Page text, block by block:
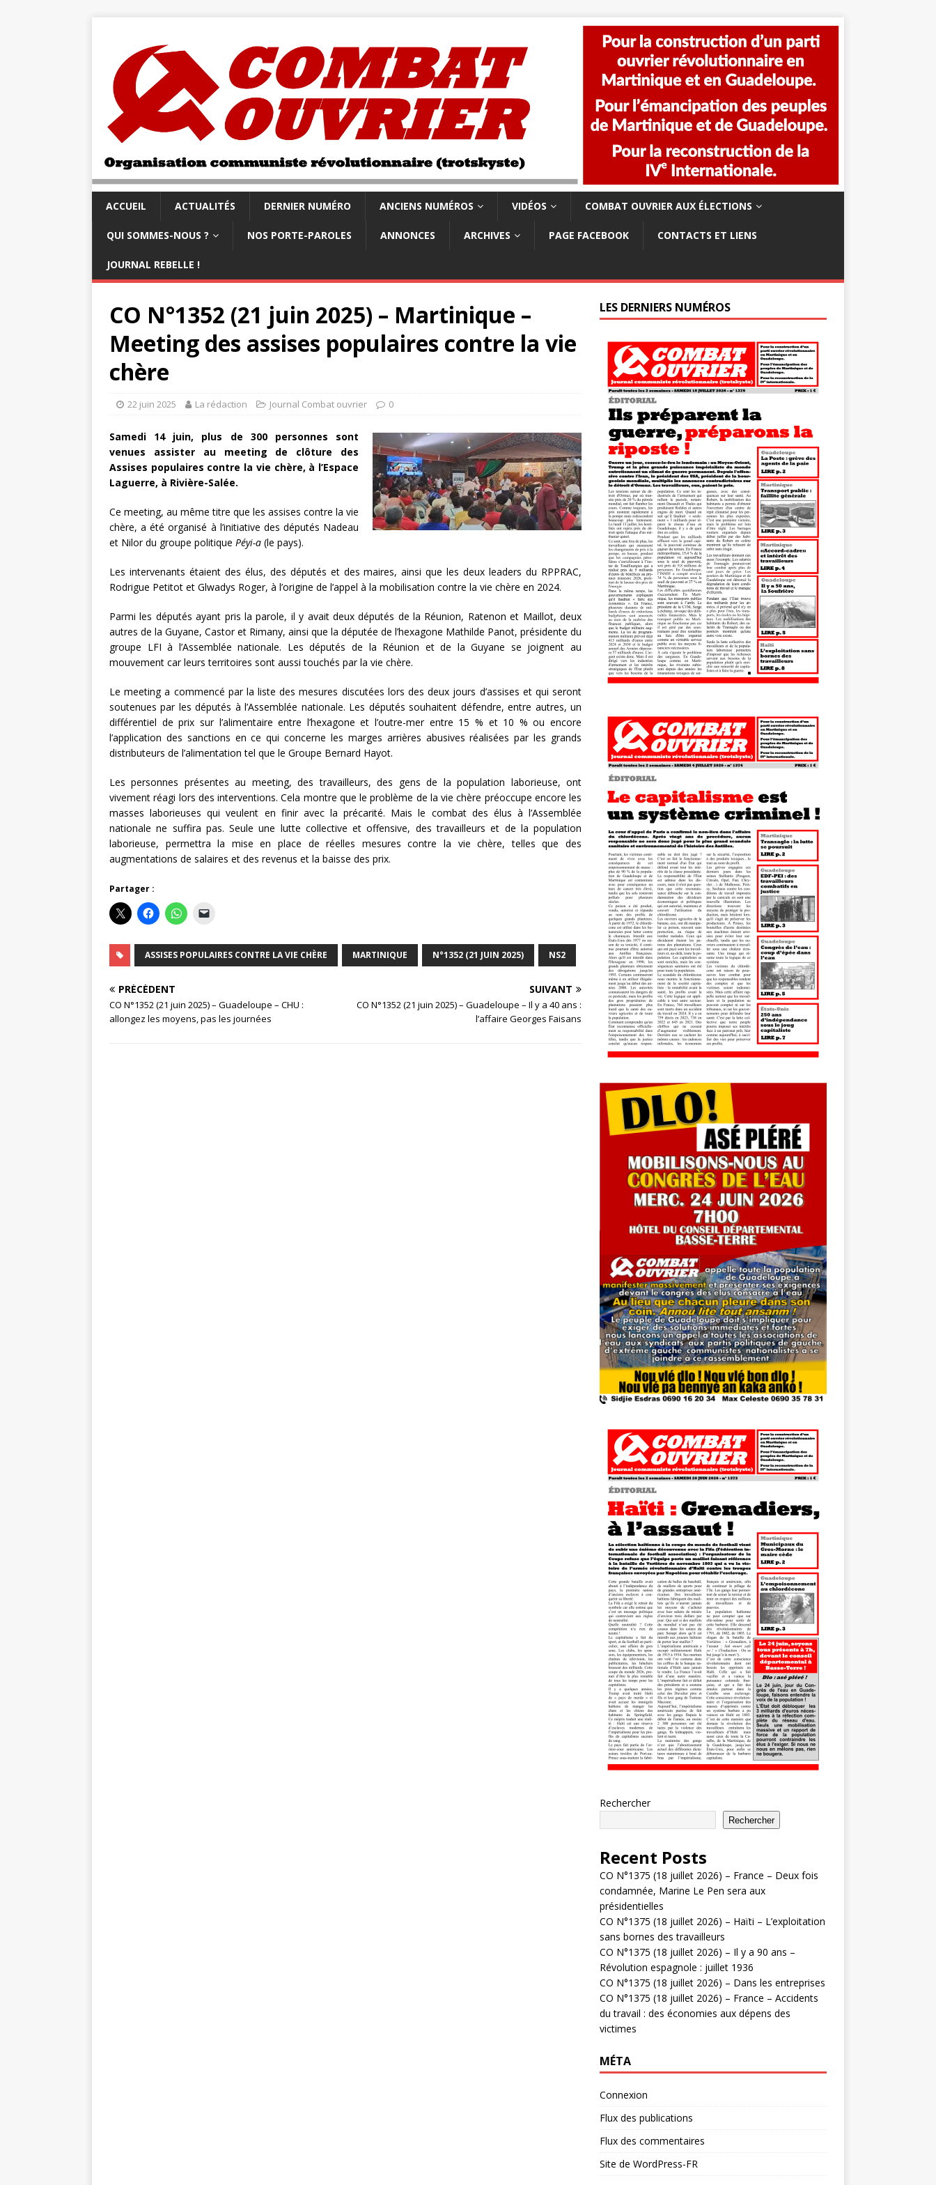
ACCUEIL ACTUALITÉS DERNIER NUMÉRO ANCIENS NUMÉROS VIDÉOS COMBAT OUVRIER AUX ÉLECTIONS
QUI SOMMES-NOUS ? NOS PORTE-PAROLES ANNONCES ARCHIVES PAGE FACEBOOK CONTACTS ET LIENS
JOURNAL REBELLE !
CO N°1352 (21 juin 2025) – Martinique –
Meeting des assises populaires contre la vie
chère
22 juin 2025 La rédaction Journal Combat ouvrier 0
Samedi 14 juin, plus de 300 personnes sont
venues assister au meeting de clôture des
Assises populaires contre la vie chère, à l’Espace
Laguerre, à Rivière-Salée.
Ce meeting, au même titre que les assises contre la vie
chère, a été organisé à l’initiative des députés Nadeau
et Nilor du groupe politique Péyi-a (le pays).
Les intervenants étaient des élus, des députés et des maires, ainsi que les deux leaders du RPPRAC,
Rodrigue Petitot et Glwadys Roger, à l’origine de l’appel à la mobilisation contre la vie chère en 2024.
Parmi les députés ayant pris la parole, il y avait deux députés de la Réunion, Ratenon et Maillot, deux
autres de la Guyane, Castor et Rimany, ainsi que la députée de l’hexagone Mathilde Panot, présidente du
groupe LFI à l’Assemblée nationale. Les députés de la Réunion et de la Guyane se joignent au
mouvement car leurs territoires sont aussi touchés par la vie chère.
Le meeting a commencé par la liste des mesures discutées lors des deux jours d’assises et qui seront
soutenues par les députés à l’Assemblée nationale. Les députés souhaitent défendre, entre autres, un
différentiel de prix sur l’alimentaire entre l’hexagone et l’outre-mer entre 15 % et 10 % ou encore
l’application des sanctions en ce qui concerne les marges arrières abusives réalisées par les grands
distributeurs de l’alimentation tel que le Groupe Bernard Hayot.
Les personnes présentes au meeting, des travailleurs, des gens de la population laborieuse, ont
vivement réagi lors des interventions. Cela montre que le problème de la vie chère préoccupe encore les
masses laborieuses qui veulent en finir avec la précarité. Mais le combat des élus à l’Assemblée
nationale ne suffira pas. Seule une lutte collective et offensive, des travailleurs et de la population
laborieuse, permettra la mise en place de réelles mesures contre la vie chère, telles que des
augmentations de salaires et des revenus et la baisse des prix.
Partager :
ASSISES POPULAIRES CONTRE LA VIE CHÈRE MARTINIQUE N°1352 (21 JUIN 2025) NS2
PRÉCÉDENT
CO N°1352 (21 juin 2025) – Guadeloupe – CHU :
allongez les moyens, pas les journées
SUIVANT
CO N°1352 (21 juin 2025) – Guadeloupe – Il y a 40 ans :
l’affaire Georges Faisans
LES DERNIERS NUMÉROS
Rechercher
Rechercher
Recent Posts
CO N°1375 (18 juillet 2026) – France – Deux fois
condamnée, Marine Le Pen sera aux
présidentielles
CO N°1375 (18 juillet 2026) – Haïti – L’exploitation
sans bornes des travailleurs
CO N°1375 (18 juillet 2026) – Il y a 90 ans –
Révolution espagnole : juillet 1936
CO N°1375 (18 juillet 2026) – Dans les entreprises
CO N°1375 (18 juillet 2026) – France – Accidents
du travail : des économies aux dépens des
victimes
MÉTA
Connexion
Flux des publications
Flux des commentaires
Site de WordPress-FR